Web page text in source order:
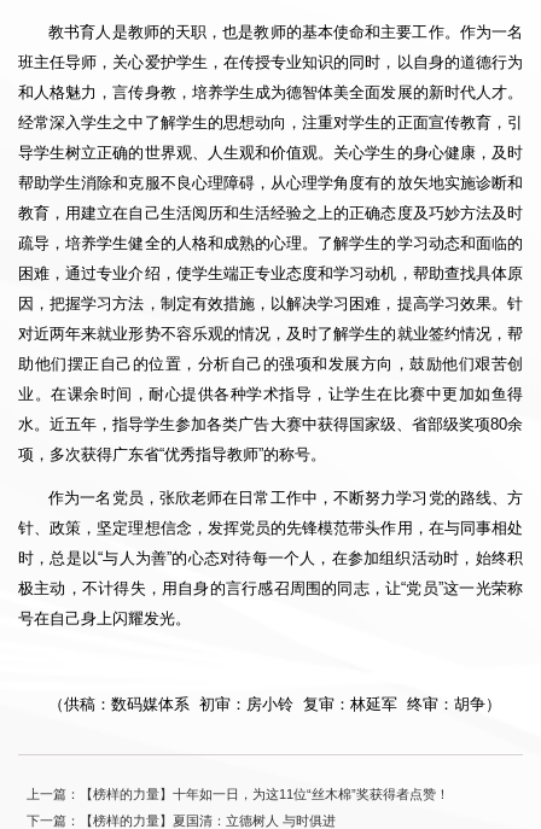
教书育人是教师的天职，也是教师的基本使命和主要工作。作为一名
班主任导师，关心爱护学生，在传授专业知识的同时，以自身的道德行为
和人格魅力，言传身教，培养学生成为德智体美全面发展的新时代人才。
经常深入学生之中了解学生的思想动向，注重对学生的正面宣传教育，引
导学生树立正确的世界观、人生观和价值观。关心学生的身心健康，及时
帮助学生消除和克服不良心理障碍，从心理学角度有的放矢地实施诊断和
教育，用建立在自己生活阅历和生活经验之上的正确态度及巧妙方法及时
疏导，培养学生健全的人格和成熟的心理。了解学生的学习动态和面临的
困难，通过专业介绍，使学生端正专业态度和学习动机，帮助查找具体原
因，把握学习方法，制定有效措施，以解决学习困难，提高学习效果。针
对近两年来就业形势不容乐观的情况，及时了解学生的就业签约情况，帮
助他们摆正自己的位置，分析自己的强项和发展方向，鼓励他们艰苦创
业。在课余时间，耐心提供各种学术指导，让学生在比赛中更加如鱼得
水。近五年，指导学生参加各类广告大赛中获得国家级、省部级奖项80余
项，多次获得广东省“优秀指导教师”的称号。
作为一名党员，张欣老师在日常工作中，不断努力学习党的路线、方
针、政策，坚定理想信念，发挥党员的先锋模范带头作用，在与同事相处
时，总是以“与人为善”的心态对待每一个人，在参加组织活动时，始终积
极主动，不计得失，用自身的言行感召周围的同志，让“党员”这一光荣称
号在自己身上闪耀发光。
（供稿：数码媒体系 初审：房小铃 复审：林延军 终审：胡争）
上一篇：【榜样的力量】十年如一日，为这11位“丝木棉”奖获得者点赞！
下一篇：【榜样的力量】夏国清：立德树人 与时俱进